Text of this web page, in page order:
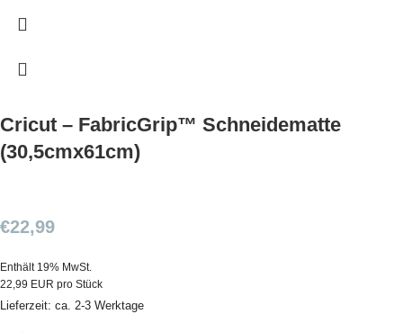
Cricut – FabricGrip™ Schneidematte
(30,5cmx61cm)
€22,99
Enthält 19% MwSt.
22,99 EUR pro Stück
Lieferzeit: ca. 2-3 Werktage